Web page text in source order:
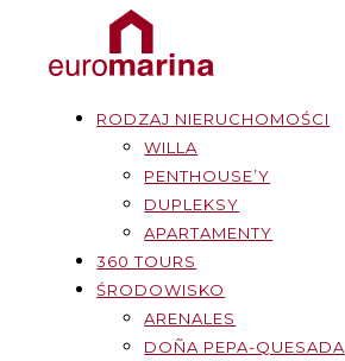
RODZAJ NIERUCHOMOŚCI
WILLA
PENTHOUSE’Y
DUPLEKSY
APARTAMENTY
360 TOURS
ŚRODOWISKO
ARENALES
DOÑA PEPA-QUESADA